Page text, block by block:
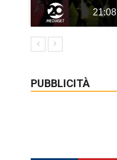
21:08
PUBBLICITÀ